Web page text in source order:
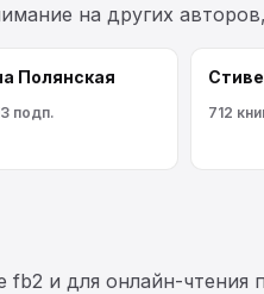
на других
Полянская
подп. 712
и для онлайн-чтения